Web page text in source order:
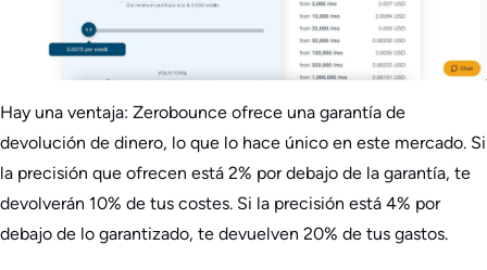
Hay una ventaja: Zerobounce ofrece una garantía de
devolución de dinero, lo que lo hace único en este mercado. Si
la precisión que ofrecen está 2% por debajo de la garantía, te
devolverán 10% de tus costes. Si la precisión está 4% por
debajo de lo garantizado, te devuelven 20% de tus gastos.